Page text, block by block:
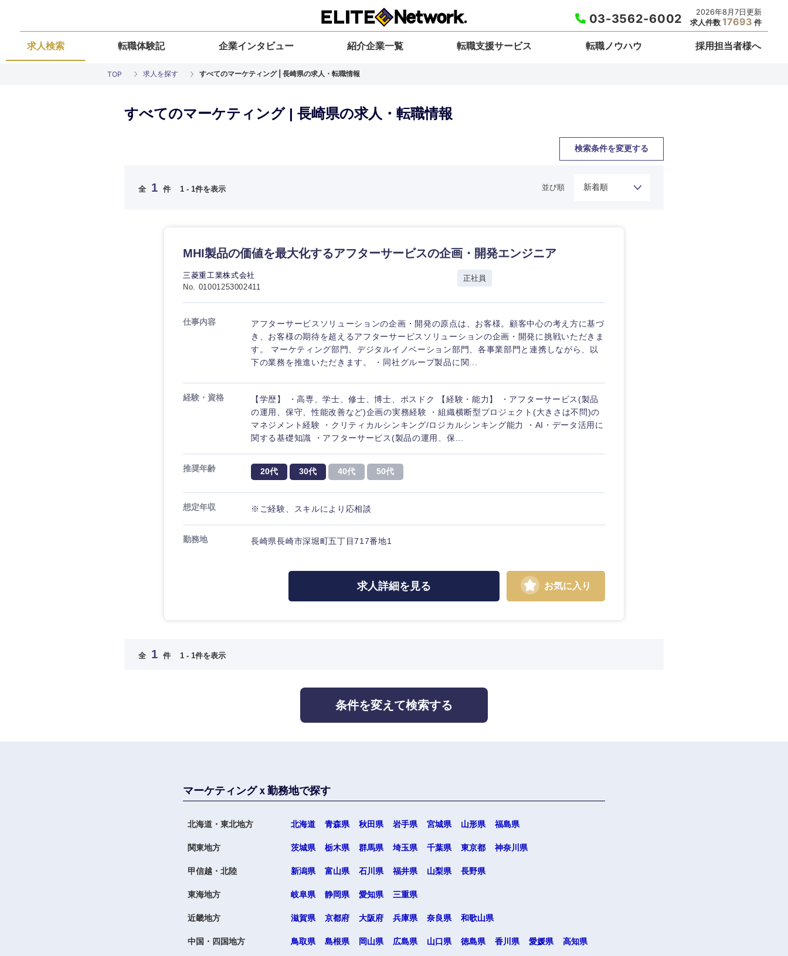
2026年8月7日更新
求人件数 17693 件
03-3562-6002
求人検索 転職体験記 企業インタビュー 紹介企業一覧 転職支援サービス 転職ノウハウ 採用担当者様へ
TOP 求人を探す すべてのマーケティング | 長崎県の求人・転職情報
すべてのマーケティング | 長崎県の求人・転職情報
検索条件を変更する
ご希望の職種を選択してください
経営ボード
マーケティング
クリエイティブ
制作、ゲーム
技術職（モノづくり）
M&A・事業投資
政策渉外
その他企画業務
ご希望の職種を選択してください
経営ボード
マーケティング
技術職（IT）、Webサービス・制作、ゲーム
技術職（モノづくり）
金融専門職
事務職
ご希望の業界を選択してください
エネルギー・資源・環境
素材・化学・金属
食品・化粧品・アパレル・消費財
メディカル・ヘルスケア・ライフサイエンス
倉庫・運輸・物流
IT・通信
コンサル・シンクタンク
広告・宣伝・印刷
エンターテイメント
ご希望の勤務地を選択してください
北海道
福島県
栃木県
神奈川県
富山県
石川県 福井県
長野県
東海地方
岐阜県
愛知県 三重県
滋賀県
和歌山県 山口県
九州・沖縄
福岡県 佐賀県
長崎県 熊本県
ご希望条件を入力ください
推奨年齢
こだわり条件を入力ください
急募 第二新卒 上場企業
外資系企業
転勤なし 海外勤務あり フルリモート
完全週休2日制
選択する
全 1 件 1 - 1件を表示 並び順
MHI製品の価値を最大化するアフターサービスの企画・開発エンジニア
三菱重工業株式会社
No. 01001253002411
正社員
仕事内容
アフターサービスソリューションの企画・開発の原点は、お客様。顧客中心の考え方に基づ
き、お客様の期待を超えるアフターサービスソリューションの企画・開発に挑戦いただきま
す。 マーケティング部門、デジタルイノベーション部門、各事業部門と連携しながら、以
下の業務を推進いただきます。 ・同社グループ製品に関...
経験・資格
【学歴】 ・高専、学士、修士、博士、ポスドク 【経験・能力】 ・アフターサービス(製品
の運用、保守、性能改善など)企画の実務経験 ・組織横断型プロジェクト(大きさは不問)の
マネジメント経験 ・クリティカルシンキング/ロジカルシンキング能力 ・AI・データ活用に
関する基礎知識 ・アフターサービス(製品の運用、保...
推奨年齢 20代 30代 40代 50代
想定年収 ※ご経験、スキルにより応相談
勤務地 長崎県長崎市深堀町五丁目717番地1
求人詳細を見る お気に入り
全 1 件 1 - 1件を表示
条件を変えて検索する
マーケティングｘ勤務地で探す
北海道・東北地方 北海道 青森県 秋田県 岩手県 宮城県 山形県 福島県
関東地方 茨城県 栃木県 群馬県 埼玉県 千葉県 東京都 神奈川県
甲信越・北陸 新潟県 富山県 石川県 福井県 山梨県 長野県
東海地方 岐阜県 静岡県 愛知県 三重県
近畿地方 滋賀県 京都府 大阪府 兵庫県 奈良県 和歌山県
中国・四国地方 鳥取県 島根県 岡山県 広島県 山口県 徳島県 香川県 愛媛県 高知県